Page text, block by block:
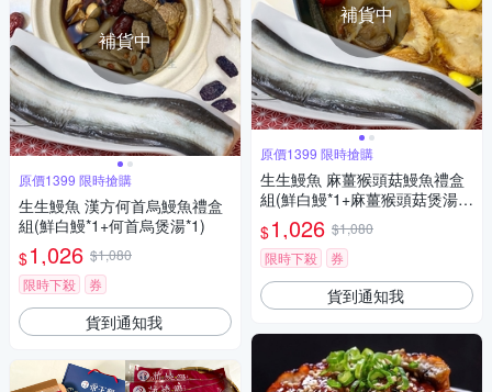
補貨中
原價1399 限時搶購
生生鰻魚 漢方何首烏鰻魚禮盒
組(鮮白鰻*1+何首烏煲湯*1)
$1,026 $1,080
限時下殺
券
貨到通知我
補貨中
原價1399 限時搶購
生生鰻魚 麻薑猴頭菇鰻魚禮盒
組(鮮白鰻*1+麻薑猴頭菇煲湯*
1)
$1,026 $1,080
限時下殺
券
貨到通知我